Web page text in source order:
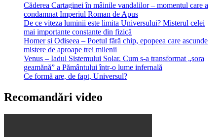
Căderea Cartaginei în mâinile vandalilor – momentul care a
condamnat Imperiul Roman de Apus
De ce viteza luminii este limita Universului? Misterul celei
mai importante constante din fizică
Homer și Odiseea – Poetul fără chip, epopeea care ascunde
mistere de aproape trei milenii
Venus – Iadul Sistemului Solar. Cum s-a transformat „sora
geamănă” a Pământului într-o lume infernală
Ce formă are, de fapt, Universul?
Recomandări video